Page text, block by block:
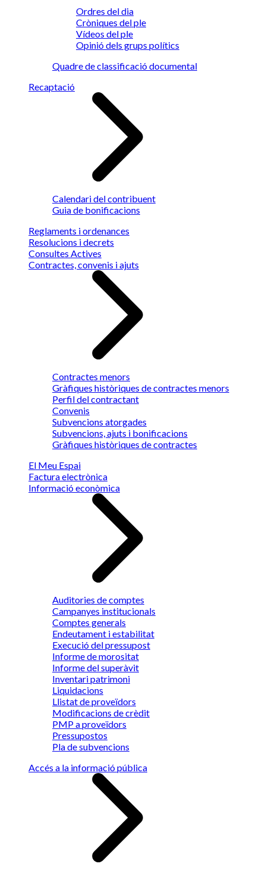
Ordres del dia
Cròniques del ple
Vídeos del ple
Opinió dels grups polítics
Quadre de classificació documental
Recaptació
Calendari del contribuent
Guia de bonificacions
Reglaments i ordenances
Resolucions i decrets
Consultes Actives
Contractes, convenis i ajuts
Contractes menors
Gràfiques històriques de contractes menors
Perfil del contractant
Convenis
Subvencions atorgades
Subvencions, ajuts i bonificacions
Gràfiques històriques de contractes
El Meu Espai
Factura electrònica
Informació econòmica
Auditories de comptes
Campanyes institucionals
Comptes generals
Endeutament i estabilitat
Execució del pressupost
Informe de morositat
Informe del superàvit
Inventari patrimoni
Liquidacions
Llistat de proveïdors
Modificacions de crèdit
PMP a proveïdors
Pressupostos
Pla de subvencions
Accés a la informació pública